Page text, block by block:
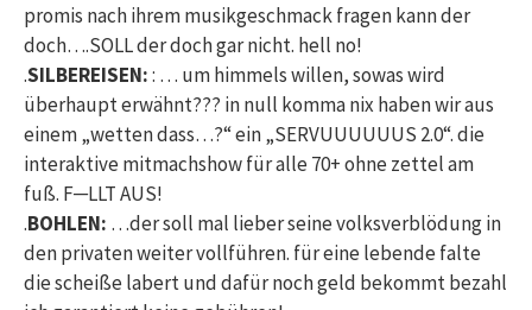
promis nach ihrem musikgeschmack fragen kann der
doch….SOLL der doch gar nicht. hell no!
.SILBEREISEN:: … um himmels willen, sowas wird
überhaupt erwähnt??? in null komma nix haben wir aus
einem „wetten dass…?“ ein „SERVUUUUUUS 2.0“. die
interaktive mitmachshow für alle 70+ ohne zettel am
fuß. F─LLT AUS!
.BOHLEN: …der soll mal lieber seine volksverblödung in
den privaten weiter vollführen. für eine lebende falte
die scheiße labert und dafür noch geld bekommt bezahl